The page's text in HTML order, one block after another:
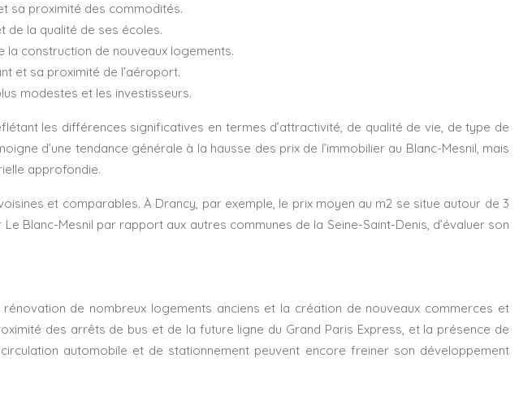
sa proximité des commodités.
de la qualité de ses écoles.
la construction de nouveaux logements.
et sa proximité de l’aéroport.
modestes et les investisseurs.
les différences significatives en termes d’attractivité, de qualité de vie, de type de
d’une tendance générale à la hausse des prix de l’immobilier au Blanc-Mesnil, mais
approfondie.
et comparables. À Drancy, par exemple, le prix moyen au m2 se situe autour de 3
Blanc-Mesnil par rapport aux autres communes de la Seine-Saint-Denis, d’évaluer son
de nombreux logements anciens et la création de nouveaux commerces et
des arrêts de bus et de la future ligne du Grand Paris Express, et la présence de
automobile et de stationnement peuvent encore freiner son développement